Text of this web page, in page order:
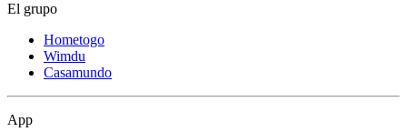
El grupo
Hometogo
Wimdu
Casamundo
App